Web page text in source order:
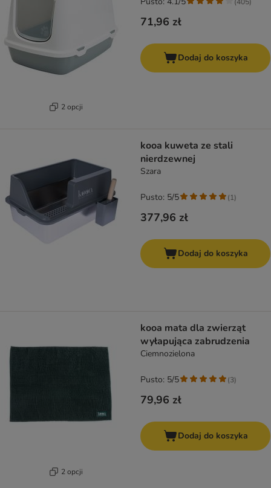
2 opcji
71,96 zł
Dodaj do koszyka
kooa kuweta ze stali
nierdzewnej
Szara
377,96 zł
Pusto: 5/5 (1)
Dodaj do koszyka
2 opcji
kooa mata dla zwierząt
wyłapująca zabrudzenia
Ciemnozielona
79,96 zł
Pusto: 5/5 (3)
Dodaj do koszyka